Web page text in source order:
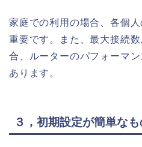
家庭での利用の場合、各個
重要です。また、最大接続
合、ルーターのパフォーマ
あります。
３，初期設定が簡単な